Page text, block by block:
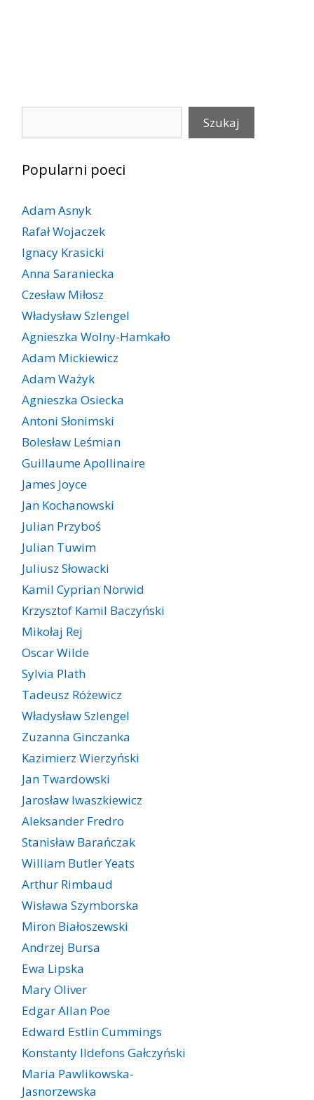
Szukaj
Popularni poeci
Adam Asnyk
Rafał Wojaczek
Ignacy Krasicki
Anna Saraniecka
Czesław Miłosz
Władysław Szlengel
Agnieszka Wolny-Hamkało
Adam Mickiewicz
Adam Ważyk
Agnieszka Osiecka
Antoni Słonimski
Bolesław Leśmian
Guillaume Apollinaire
James Joyce
Jan Kochanowski
Julian Przyboś
Julian Tuwim
Juliusz Słowacki
Kamil Cyprian Norwid
Krzysztof Kamil Baczyński
Mikołaj Rej
Oscar Wilde
Sylvia Plath
Tadeusz Różewicz
Władysław Szlengel
Zuzanna Ginczanka
Kazimierz Wierzyński
Jan Twardowski
Jarosław Iwaszkiewicz
Aleksander Fredro
Stanisław Barańczak
William Butler Yeats
Arthur Rimbaud
Wisława Szymborska
Miron Białoszewski
Andrzej Bursa
Ewa Lipska
Mary Oliver
Edgar Allan Poe
Edward Estlin Cummings
Konstanty Ildefons Gałczyński
Maria Pawlikowska-
Jasnorzewska